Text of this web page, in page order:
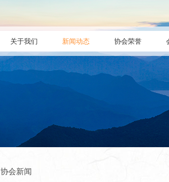
关于我们 新闻动态 协会荣誉
协会新闻